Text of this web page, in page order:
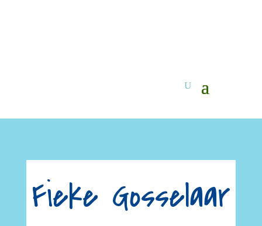
Fieke Gosselaar